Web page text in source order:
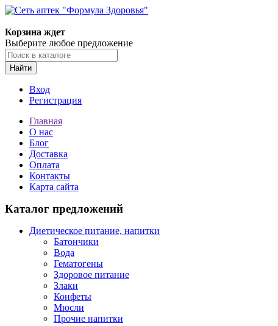
Корзина ждет
Выберите любое предложение
Найти
Вход
Регистрация
Главная
О нас
Блог
Доставка
Оплата
Контакты
Карта сайта
Каталог предложений
Диетическое питание, напитки
Батончики
Вода
Гематогены
Здоровое питание
Злаки
Конфеты
Мюсли
Прочие напитки